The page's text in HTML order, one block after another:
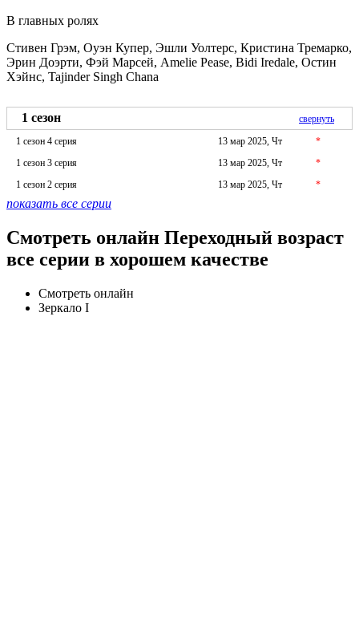
В главных ролях
Стивен Грэм, Оуэн Купер, Эшли Уолтерс, Кристина Тремарко,
Эрин Доэрти, Фэй Марсей, Amelie Pease, Bidi Iredale, Остин
Хэйнс, Tajinder Singh Chana
1 сезон
свернуть
1 сезон 4 серия
13 мар 2025, Чт
*
1 сезон 3 серия
13 мар 2025, Чт
*
1 сезон 2 серия
13 мар 2025, Чт *
показать все серии
Смотреть онлайн Переходный возраст
все серии в хорошем качестве
Смотреть онлайн
Зеркало I